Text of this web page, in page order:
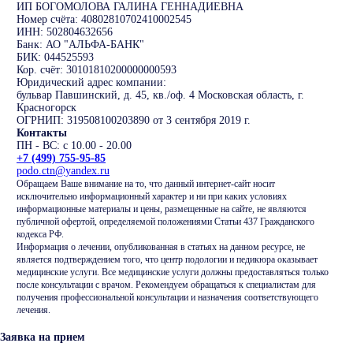
ИП БОГОМОЛОВА ГАЛИНА ГЕННАДИЕВНА
Номер счёта: 40802810702410002545
ИНН: 502804632656
Банк: АО "АЛЬФА-БАНК"
БИК: 044525593
Кор. счёт: 30101810200000000593
Юридический адрес компании:
бульвар Павшинский, д. 45, кв./оф. 4 Московская область, г.
Красногорск
ОГРНИП: 319508100203890 от 3 сентября 2019 г.
Контакты
ПН - ВС: с 10.00 - 20.00
+7 (499) 755-95-85
podo.ctn@yandex.ru
Обращаем Ваше внимание на то, что данный интернет-сайт носит
исключительно информационный характер и ни при каких условиях
информационные материалы и цены, размещенные на сайте, не являются
публичной офертой, определяемой положениями Статьи 437 Гражданского
кодекса РФ.
Информация о лечении, опубликованная в статьях на данном ресурсе, не
является подтверждением того, что центр подологии и педикюра оказывает
медицинские услуги. Все медицинские услуги должны предоставляться только
после консультации с врачом. Рекомендуем обращаться к специалистам для
получения профессиональной консультации и назначения соответствующего
лечения.
Заявка на прием